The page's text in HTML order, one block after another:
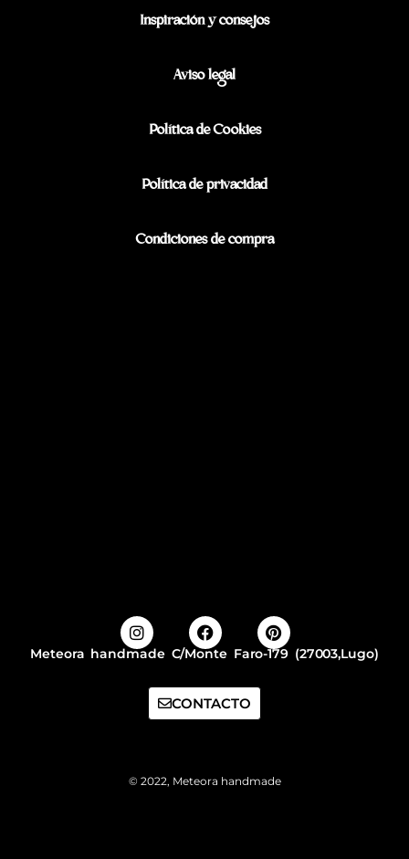
Inspiración y consejos
Aviso legal
Política de Cookies
Política de privacidad
Condiciones de compra
Meteora handmade C/Monte Faro-179 (27003,Lugo)
CONTACTO
© 2022, Meteora handmade